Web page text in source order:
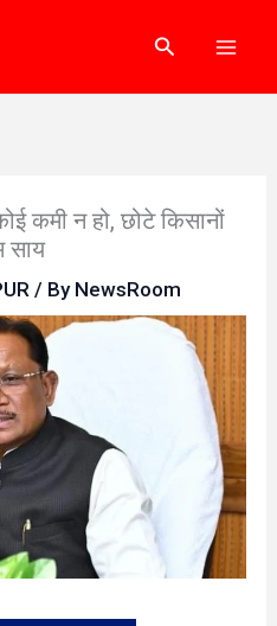
Search
कमी न हो, छोटे किसानों
साय
/ By NewsRoom